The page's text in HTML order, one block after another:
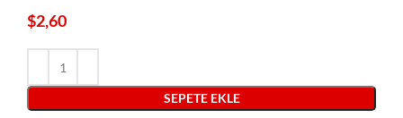
$2,60
SEPETE EKLE